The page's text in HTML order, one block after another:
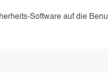
Software auf die